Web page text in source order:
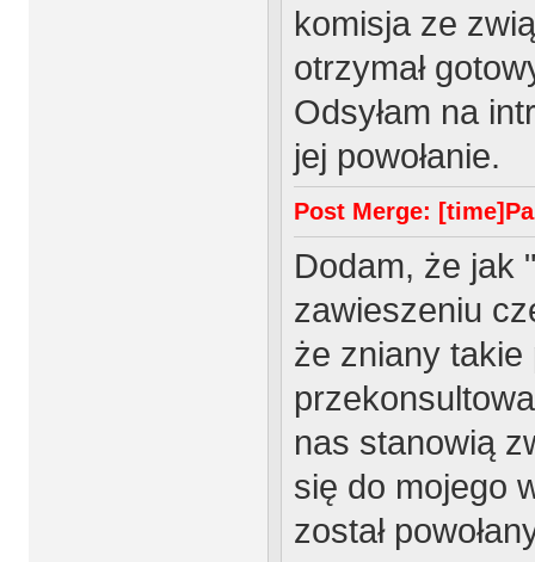
komisja ze
otrzymał
Odsyłam na
jej powołanie.
Post Merge:
Dodam, że jak
zawieszeniu
że zniany
nas stanowią
się do mojego
został